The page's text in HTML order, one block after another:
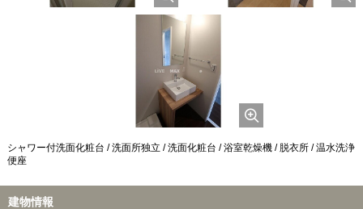
シャワー付洗面化粧台 / 洗面所独立 / 洗面化粧台 / 浴室乾燥機 / 脱衣所 / 温水洗浄
便座
建物情報